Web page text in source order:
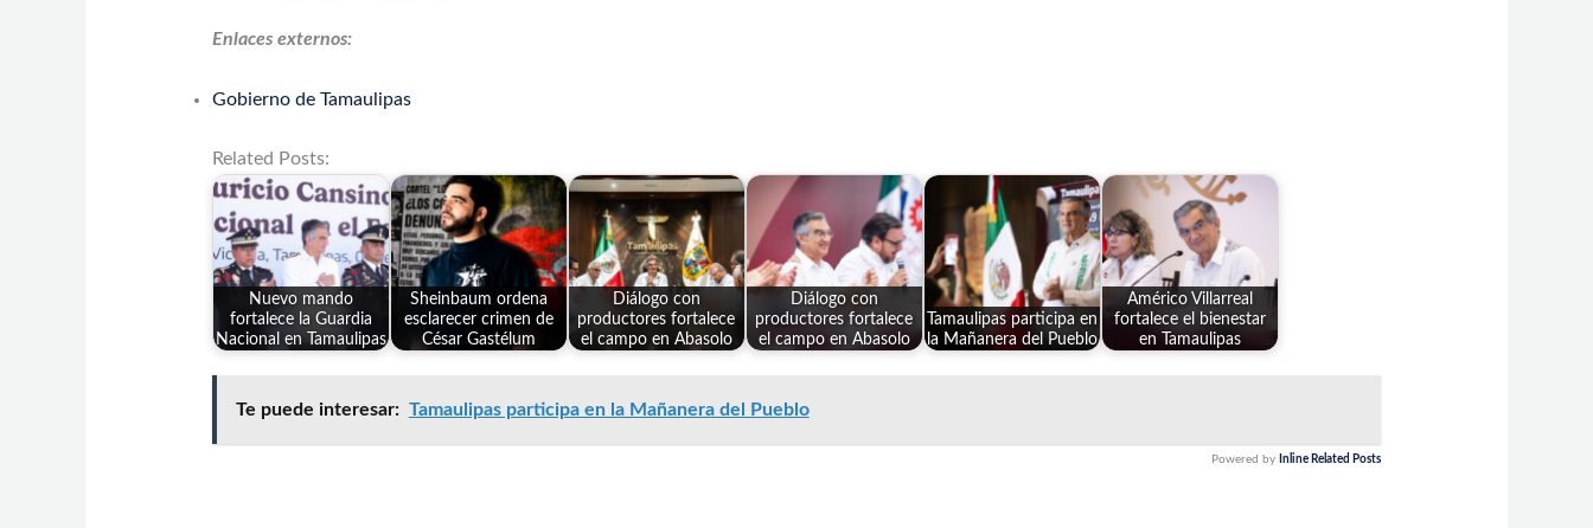
Enlaces externos:
Gobierno de Tamaulipas
Related Posts:
Nuevo mando
fortalece la Guardia
Nacional en Tamaulipas
Sheinbaum ordena
esclarecer crimen de
César Gastélum
Diálogo con
productores fortalece
el campo en Abasolo
Diálogo con
productores fortalece
el campo en Abasolo
Tamaulipas participa en
la Mañanera del Pueblo
Américo Villarreal
fortalece el bienestar
en Tamaulipas
Te puede interesar: Tamaulipas participa en la Mañanera del Pueblo
Powered by Inline Related Posts